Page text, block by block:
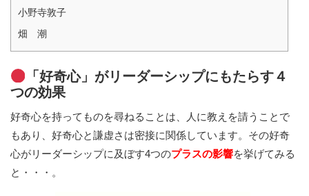
小野寺敦子
畑 潮
「好奇心」がリーダーシップにもたらす４
つの効果
好奇心を持ってものを尋ねることは、人に教えを請うことで
もあり、好奇心と謙虚さは密接に関係しています。その好奇
心がリーダーシップに及ぼす4つのプラスの影響を挙げてみる
と・・・。